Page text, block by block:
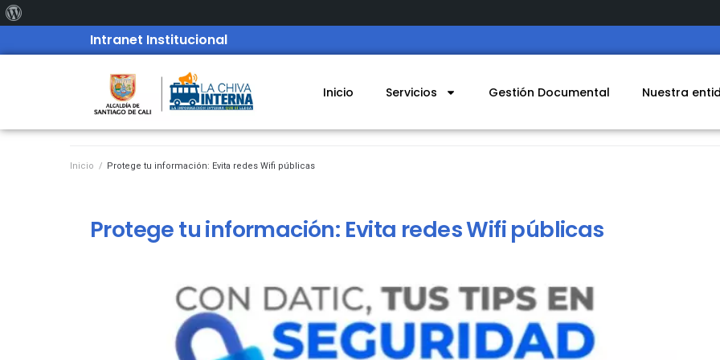
Intranet Institucional
Inicio Servicios Gestión Documental Nuestra
Inicio / Protege tu información: Evita redes Wifi públicas
Protege tu información: Evita redes Wifi públicas